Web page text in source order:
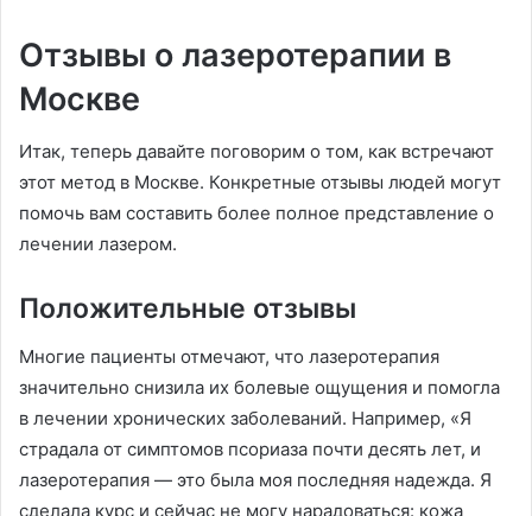
Отзывы о лазеротерапии в
Москве
Итак, теперь давайте поговорим о том, как встречают
этот метод в Москве. Конкретные отзывы людей могут
помочь вам составить более полное представление о
лечении лазером.
Положительные отзывы
Многие пациенты отмечают, что лазеротерапия
значительно снизила их болевые ощущения и помогла
в лечении хронических заболеваний. Например, «Я
страдала от симптомов псориаза почти десять лет, и
лазеротерапия — это была моя последняя надежда. Я
сделала курс и сейчас не могу нарадоваться: кожа